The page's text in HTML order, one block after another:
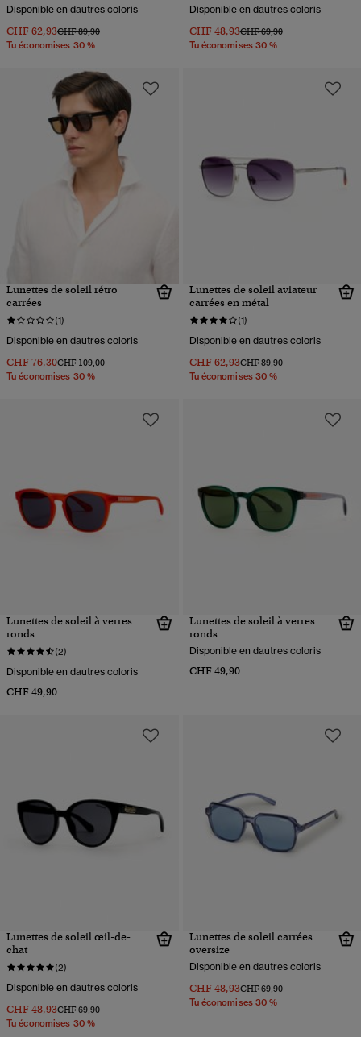
Disponible en dautres coloris
CHF 62,93Prix réduit de
CHF 89,90à
Tu économises 30 %
Disponible en dautres coloris
CHF 48,93Prix réduit de
CHF 69,90à
Tu économises 30 %
Lunettes de soleil rétro
carrées
(1)
Disponible en dautres coloris
CHF 76,30Prix réduit de
CHF 109,00à
Tu économises 30 %
Lunettes de soleil aviateur
carrées en métal
(1)
Disponible en dautres coloris
CHF 62,93Prix réduit de
CHF 89,90à
Tu économises 30 %
Lunettes de soleil à verres
ronds
(2)
Disponible en dautres coloris
CHF 49,90
Lunettes de soleil à verres
ronds
Disponible en dautres coloris
CHF 49,90
Lunettes de soleil œil-de-
chat
(2)
Disponible en dautres coloris
CHF 48,93Prix réduit de
CHF 69,90à
Tu économises 30 %
Lunettes de soleil carrées
oversize
Disponible en dautres coloris
CHF 48,93Prix réduit de
CHF 69,90à
Tu économises 30 %